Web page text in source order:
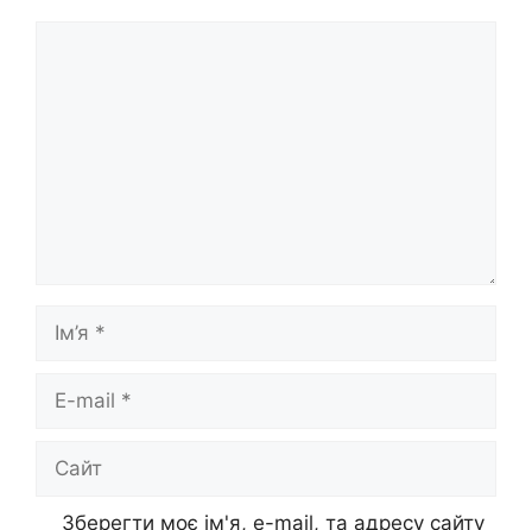
Ім’я
Сайт
Зберегти моє ім'я, e-mail, та адресу сайту